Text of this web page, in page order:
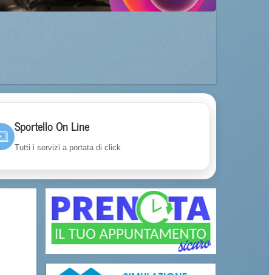
Sportello On Line
Tutti i servizi a portata di click